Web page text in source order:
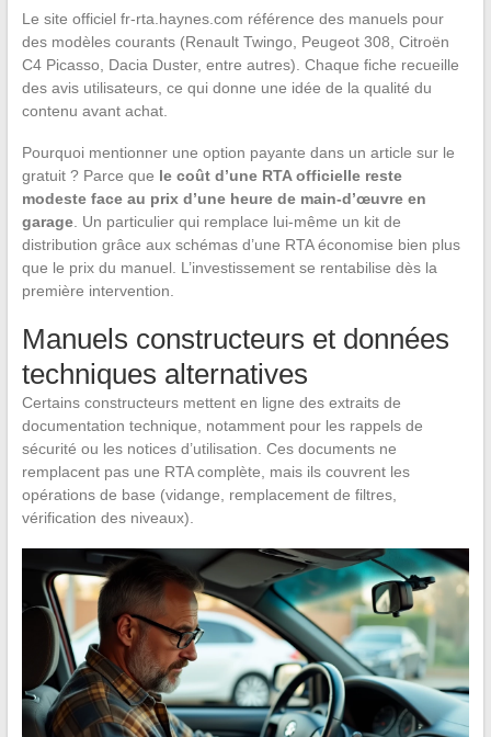
Le site officiel fr-rta.haynes.com référence des manuels pour
des modèles courants (Renault Twingo, Peugeot 308, Citroën
C4 Picasso, Dacia Duster, entre autres). Chaque fiche recueille
des avis utilisateurs, ce qui donne une idée de la qualité du
contenu avant achat.
Pourquoi mentionner une option payante dans un article sur le
gratuit ? Parce que le coût d’une RTA officielle reste
modeste face au prix d’une heure de main-d’œuvre en
garage. Un particulier qui remplace lui-même un kit de
distribution grâce aux schémas d’une RTA économise bien plus
que le prix du manuel. L’investissement se rentabilise dès la
première intervention.
Manuels constructeurs et données
techniques alternatives
Certains constructeurs mettent en ligne des extraits de
documentation technique, notamment pour les rappels de
sécurité ou les notices d’utilisation. Ces documents ne
remplacent pas une RTA complète, mais ils couvrent les
opérations de base (vidange, remplacement de filtres,
vérification des niveaux).